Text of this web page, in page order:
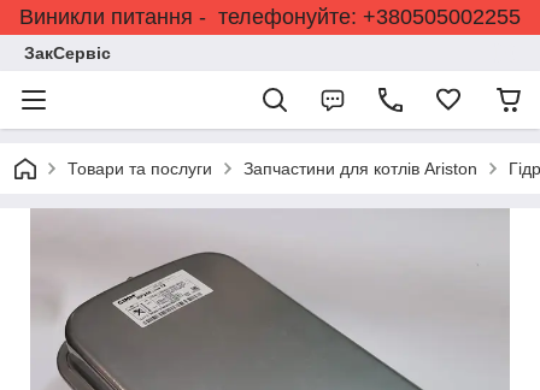
Виникли питання - телефонуйте: +380505002255
ЗакСервіс
Товари та послуги Запчастини для котлів Ariston